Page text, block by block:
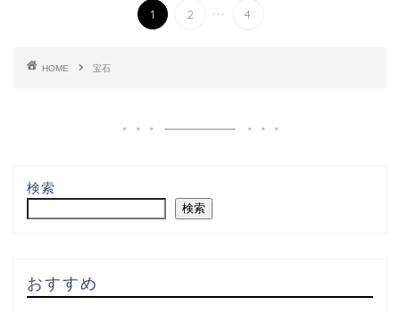
1 2 ... 4
HOME 宝石
検索
検索
おすすめ